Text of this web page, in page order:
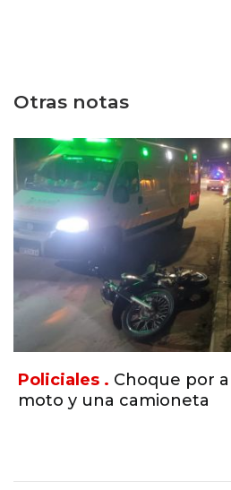
Otras notas
Policiales . Choque por
moto y una camioneta